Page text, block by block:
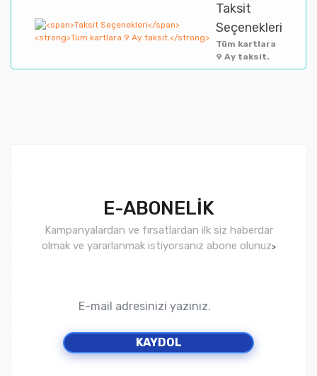
Taksit
Seçenekleri
Tüm kartlara
9 Ay taksit.
E-ABONELİK
Kampanyalardan ve fırsatlardan ilk siz haberdar
olmak ve yararlanmak istiyorsanız abone olunuz>
KAYDOL